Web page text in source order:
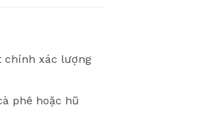
chính xác lượng
phê hoặc hũ